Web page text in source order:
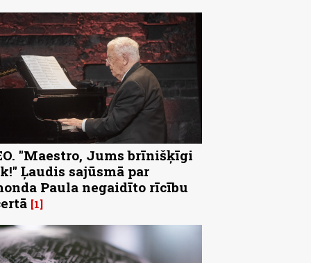
"Maestro, Jums brīnišķīgi
Ļaudis sajūsmā par
Paula negaidīto rīcību
1